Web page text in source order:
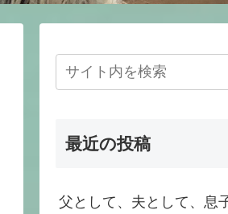
最近の投稿
父として、夫として、息